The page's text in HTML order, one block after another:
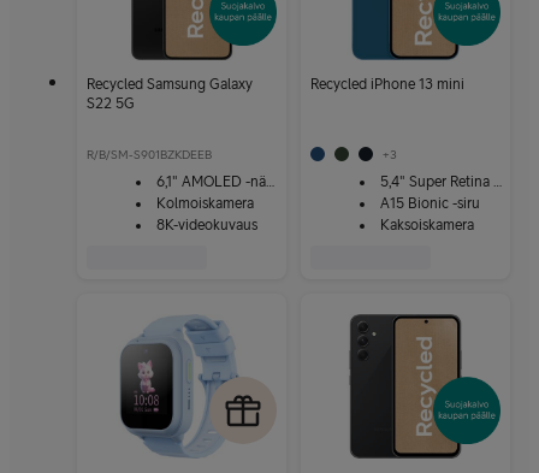
Recycled Samsung Galaxy
S22 5G
R/B/SM-S901BZKDEEB
6,1" AMOLED -näyttö
Kolmoiskamera
8K-videokuvaus
Recycled iPhone 13 mini
+3
5,4" Super Retina XDR -näyttö
A15 Bionic -siru
Kaksoiskamera